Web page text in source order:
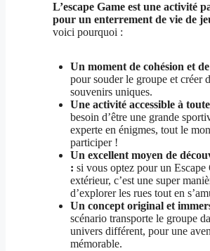
L’escape Game est une activité
pour un enterrement de vie de
voici pourquoi :
Un moment de cohésion et
pour souder le groupe et créer
souvenirs uniques.
Une activité accessible à
besoin d’être une grande
experte en énigmes, tout le
participer !
Un excellent moyen de
:si vous optez pour un Escape
extérieur, c’est une super
d’explorer les rues tout en
Un concept original et
scénario transporte le groupe
univers différent, pour une
mémorable.